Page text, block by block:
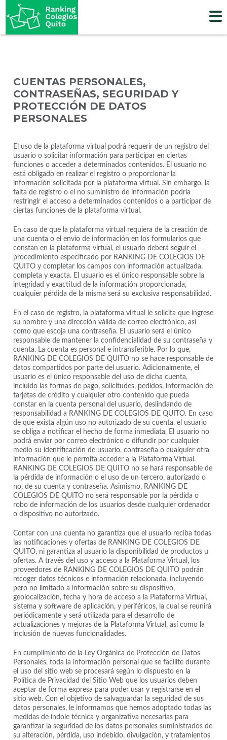
to
content
CUENTAS PERSONALES,
CONTRASEÑAS, SEGURIDAD Y
PROTECCIÓN DE DATOS
PERSONALES
El uso de la plataforma virtual podrá requerir de un registro del
usuario o solicitar información para participar en ciertas
funciones o acceder a determinados contenidos. El usuario no
está obligado en realizar el registro o proporcionar la
información solicitada por la plataforma virtual. Sin embargo, la
falta de registro o el no suministro de información podría
restringir el acceso a determinados contenidos o a participar de
ciertas funciones de la plataforma virtual.
En caso de que la plataforma virtual requiera de la creación de
una cuenta o el envío de información en los formularios que
constan en la plataforma virtual, el usuario deberá seguir el
procedimiento especificado por RANKING DE COLEGIOS DE
QUITO y completar los campos con información actualizada,
completa y exacta. El usuario es el único responsable sobre la
integridad y exactitud de la información proporcionada,
cualquier pérdida de la misma será su exclusiva responsabilidad.
En el caso de registro, la plataforma virtual le solicita que ingrese
su nombre y una dirección válida de correo electrónico, así
como que escoja una contraseña. El usuario será el único
responsable de mantener la confidencialidad de su contraseña y
cuenta. La cuenta es personal e intransferible. Por lo que,
RANKING DE COLEGIOS DE QUITO no se hace responsable de
datos compartidos por parte del usuario. Adicionalmente, el
usuario es el único responsable del uso de dicha cuenta,
incluido las formas de pago, solicitudes, pedidos, información de
tarjetas de crédito y cualquier otro contenido que pueda
constar en la cuenta personal del usuario, deslindando de
responsabilidad a RANKING DE COLEGIOS DE QUITO. En caso
de que exista algún uso no autorizado de su cuenta, el usuario
se obliga a notificar el hecho de forma inmediata. El usuario no
podrá enviar por correo electrónico o difundir por cualquier
medio su identificación de usuario, contraseña o cualquier otra
información que le permita acceder a la Plataforma Virtual.
RANKING DE COLEGIOS DE QUITO no se hará responsable de
la pérdida de información o el uso de un tercero, autorizado o
no, de su cuenta y contraseña. Asimismo, RANKING DE
COLEGIOS DE QUITO no será responsable por la pérdida o
robo de información de los usuarios desde cualquier ordenador
o dispositivo no autorizado.
Contar con una cuenta no garantiza que el usuario reciba todas
las notificaciones y ofertas de RANKING DE COLEGIOS DE
QUITO, ni garantiza al usuario la disponibilidad de productos u
ofertas. A través del uso y acceso a la Plataforma Virtual, los
proveedores de RANKING DE COLEGIOS DE QUITO podrán
recoger datos técnicos e información relacionada, incluyendo
pero no limitado a información sobre su dispositivo,
geolocalización, fecha y hora de acceso a la Plataforma Virtual,
sistema y software de aplicación, y periféricos, la cual se reunirá
periódicamente y será utilizada para el desarrollo de
actualizaciones y mejoras de la Plataforma Virtual, así como la
inclusión de nuevas funcionalidades.
En cumplimiento de la Ley Orgánica de Protección de Datos
Personales, toda la información personal que se facilite durante
el uso del sitio web se procesará según lo dispuesto en la
Política de Privacidad del Sitio Web que los usuarios deben
aceptar de forma expresa para poder usar y registrarse en el
sitio web. Con el objetivo de salvaguardar la seguridad de sus
datos personales, le informamos que hemos adoptado todas las
medidas de índole técnica y organizativa necesarias para
garantizar la seguridad de los datos personales suministrados de
su alteración, pérdida, uso indebido, divulgación, y tratamientos